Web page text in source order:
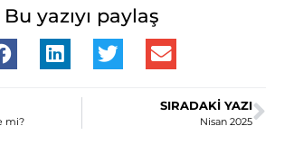
Bu yazıyı paylaş
mi?
SIRADAKI YAZI
Nisan 2025